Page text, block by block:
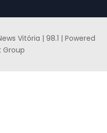
Vitória | 98.1 | Powered
Group